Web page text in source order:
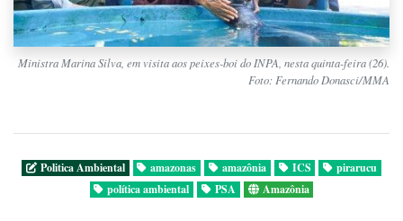
Ministra Marina Silva, em visita aos peixes-boi do INPA, nesta quinta-feira (26).
Foto: Fernando Donasci/MMA
Politica Ambiental amazonas amazônia ICS
pirarucu
política ambiental
PSA Amazônia